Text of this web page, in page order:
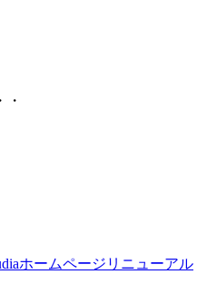
・
ホームページリニューアル